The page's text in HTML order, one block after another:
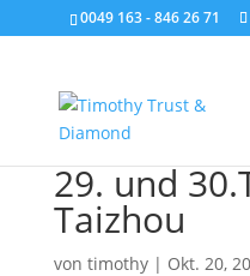
0049 163 - 846 26 71
29. und
Taizhou
von timothy| Okt. 20,